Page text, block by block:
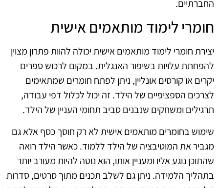
החברתיים.
חומרי לימוד מותאמים אישית
יצירת חומרי לימוד מותאמים אישית יכולה להוות פתרון מצוין
להפחתת עלויות בשיפור האנגלית. במקום לרכוש ספרים
יקרים או קורסים אונליין, ניתן לפתח חומרים שמתאימים
לצרכים הספציפיים של הילד. זה יכול לכלול דפי עבודה,
תרגילים ומשחקים שנבנים סביב תחומי העניין של הילד.
שימוש בחומרים מותאמים אישית לא רק חוסך כסף אלא גם
מגביר את המוטיבציה של הילד ללמוד. כאשר הילד רואה
שהתוכן נוגע אליו ומעניין אותו, הוא נוטה להיות מעורב יותר
בתהליך הלמידה. ניתן גם לשלב תכנים מתוך סרטים, סדרות